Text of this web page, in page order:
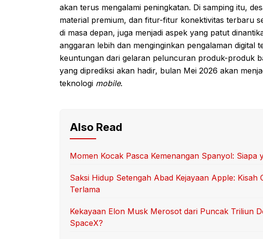
akan terus mengalami peningkatan. Di samping itu,
material premium, dan fitur-fitur konektivitas terbaru
di masa depan, juga menjadi aspek yang patut
anggaran lebih dan menginginkan pengalaman digital
keuntungan dari gelaran peluncuran produk-produk
yang diprediksi akan hadir, bulan Mei 2026 akan
teknologi mobile.
Also Read
Momen Kocak Pasca Kemenangan Spanyol: Siapa
Saksi Hidup Setengah Abad Kejayaan Apple: Kisah
Terlama
Kekayaan Elon Musk Merosot dari Puncak Triliun
SpaceX?